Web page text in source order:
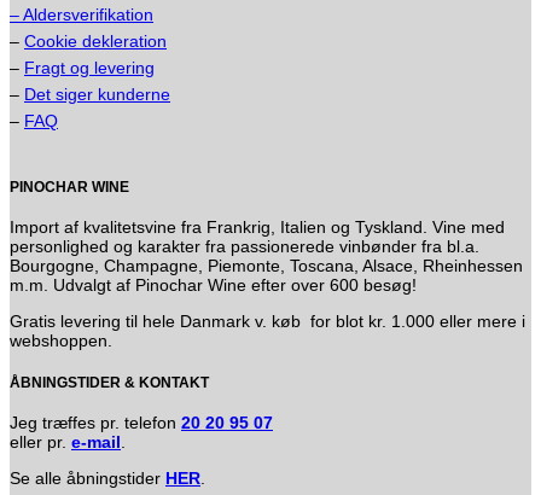
– Aldersverifikation
– Cookie dekleration
– Fragt og levering
– Det siger kunderne
– FAQ
PINOCHAR WINE
Import af kvalitetsvine fra Frankrig, Italien og Tyskland. Vine med
personlighed og karakter fra passionerede vinbønder fra bl.a.
Bourgogne, Champagne, Piemonte, Toscana, Alsace, Rheinhessen
m.m. Udvalgt af Pinochar Wine efter over 600 besøg!
Gratis levering til hele Danmark v. køb for blot kr. 1.000 eller mere i
webshoppen.
ÅBNINGSTIDER & KONTAKT
Jeg træffes pr. telefon 20 20 95 07
eller pr. e-mail
Se alle åbningstider HER